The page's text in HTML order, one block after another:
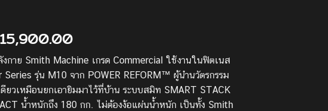
Price
range:
฿99,500.00
through
฿115,900.00
กาย Smith Machine เกรด Commercial ใช้งานในฟิตเนส
รุ่น M10 จาก POWER REFORM™ ผู้นำนวัตรกรรม
ดียวเหมือนยกเอายิมมาไว้ที่บ้าน ระบบสมิท SMART STACK
น้ำหนักถึง 180 กก. ไม่ต้องง้อแผ่นน้ำหนัก เป็นทั้ง Smith